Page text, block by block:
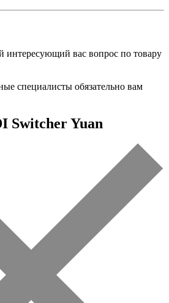
интересующий вас вопрос по товару
специалисты обязательно вам
Switcher Yuan